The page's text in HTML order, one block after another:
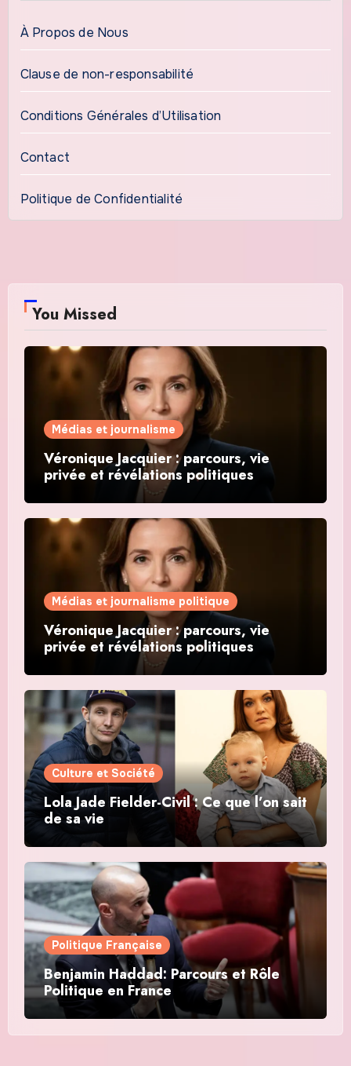
À Propos de Nous
Clause de non-responsabilité
Conditions Générales d’Utilisation
Contact
Politique de Confidentialité
You Missed
Médias et journalisme
Véronique Jacquier : parcours, vie
privée et révélations politiques
Médias et journalisme politique
Véronique Jacquier : parcours, vie
privée et révélations politiques
Culture et Société
Lola Jade Fielder-Civil : Ce que l’on sait
de sa vie
Politique Française
Benjamin Haddad: Parcours et Rôle
Politique en France